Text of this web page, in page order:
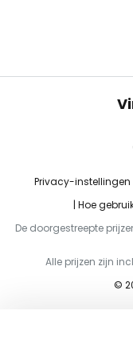
Privacy-instellingen
Hoe
De doorgestreepte
Alle prijzen zijn
©